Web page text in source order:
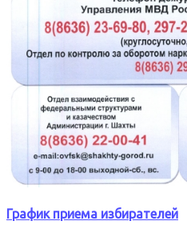
График приема избирателей